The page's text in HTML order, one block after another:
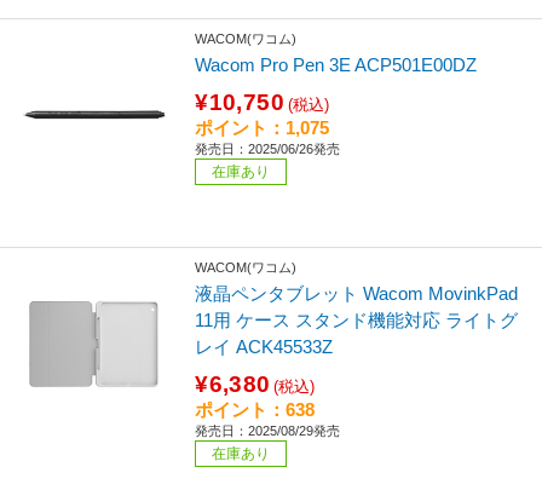
WACOM(ワコム)
Wacom Pro Pen 3E ACP501E00DZ
¥10,750 (税込)
ポイント：1,075
発売日：2025/06/26発売
在庫あり
WACOM(ワコム)
液晶ペンタブレット Wacom MovinkPad
11用 ケース スタンド機能対応 ライトグ
レイ ACK45533Z
¥6,380 (税込)
ポイント：638
発売日：2025/08/29発売
在庫あり